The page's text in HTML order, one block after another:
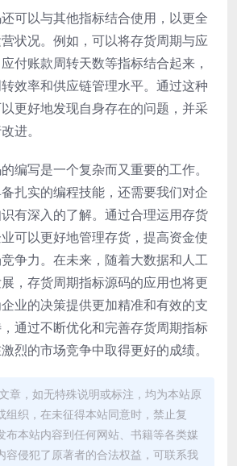
可以与其他指标结合使用，以更全
状况。例如，可以将存货周期与应
付账款周转天数等指标结合起来，
效率和供应链管理水平。通过这种
更好地发现自身存在的问题，并采
进。
编写是一个复杂而又重要的工作。
扎实的编程技能，还需要我们对企
有深入的了解。通过合理运用存货
可以更好地管理存货，提高资金使
争力。在未来，随着大数据和人工
，存货周期指标源码的应用也将更
业的决策提供更加精准和有效的支
通过不断优化和完善存货周期指标
烈的市场竞争中取得更好的成绩。
章，如无特殊说明或标注，均为本站原
组织，在未征得本站同意时，禁止复
布本站内容到任何网站、书籍等各类媒
容侵犯了原著者的合法权益，可联系我